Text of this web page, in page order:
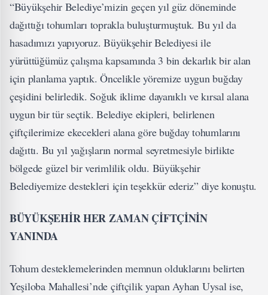
“Büyükşehir Belediye’mizin geçen yıl güz döneminde
dağıttığı tohumları toprakla buluşturmuştuk. Bu yıl da
hasadımızı yapıyoruz. Büyükşehir Belediyesi ile
yürüttüğümüz çalışma kapsamında 3 bin dekarlık bir alan
için planlama yaptık. Öncelikle yöremize uygun buğday
çeşidini belirledik. Soğuk iklime dayanıklı ve kırsal alana
uygun bir tür seçtik. Belediye ekipleri, belirlenen
çiftçilerimize ekecekleri alana göre buğday tohumlarını
dağıttı. Bu yıl yağışların normal seyretmesiyle birlikte
bölgede güzel bir verimlilik oldu. Büyükşehir
Belediyemize destekleri için teşekkür ederiz” diye konuştu.
BÜYÜKŞEHİR HER ZAMAN ÇİFTÇİNİN
YANINDA
Tohum desteklemelerinden memnun olduklarını belirten
Yeşiloba Mahallesi’nde çiftçilik yapan Ayhan Uysal ise,